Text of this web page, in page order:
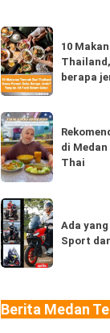
10
Makanan
Terenak
Ternama
dari
Thailand,
kamu
sudah
coba
berapa
jenis?
10
berapa
Rekomendasi
Thai
Food
Asli
Thailand
di
Medan
“Jangan
Sudah
Makan
di
Thai
Ada
yang
tau
MotoGP?
SR-
GT
Ada
Sport
Berita Medan